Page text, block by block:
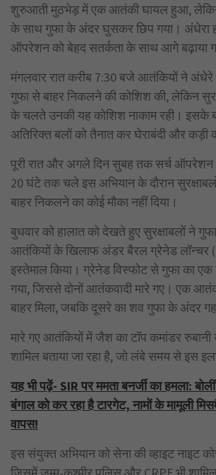
शुरुआती मुठभेड़ में एक आतंकी घायल हुआ,
के साथ गुफा के अंदर घुसकर छिप गया। अंधेरा
ऑपरेशन को बेहद सतर्कता के साथ आगे बढ़ाया
मंगलवार रात करीब 7:30 बजे आतंकियों ने अंधेरे
गुफा से बाहर निकलने की कोशिश की, लेकिन
के चलते उनकी यह कोशिश नाकाम रही। इसके
अतिरिक्त बलों को तैनात कर घेराबंदी और कड़ी
पूरी रात और अगले दिन सुबह तक सर्च ऑपरेशन
20 घंटे तक चले इस अभियान के दौरान
बाहर निकलने का कोई मौका नहीं दिया।
बुधवार को हालात को देखते हुए सुरक्षाबलों ने
आतंकियों के खिलाफ अंडर बैरल ग्रेनेड लॉन्चर
इस्तेमाल किया। ग्रेनेड विस्फोट से गुफा का एक
गया, जिससे दोनों आतंकवादी मारे गए। एक
बाहर मिला, जबकि दूसरे का शव गुफा के अंदर
मारे गए आतंकियों में जैश का टॉप कमांडर रुबानी
शामिल बताया जा रहा है, जो लंबे समय से इस
यह भी पढ़ें- SIR पर ममता बनर्जी का हमला:
बंगाल को कर रहा है टारगेट, नामों के मामूली
वापस!
इस संयुक्त अभियान को सेना की व्हाइट नाइट